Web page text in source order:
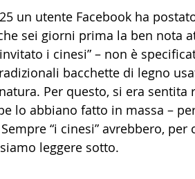
un utente Facebook ha
sei giorni prima la ben nota
i cinesi” – non è
bacchette di legno
Per questo, si era
lo abbiano fatto in massa –
“i cinesi” avrebbero,
leggere sotto.